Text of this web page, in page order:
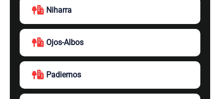
Niharra
Ojos-Albos
Padiernos